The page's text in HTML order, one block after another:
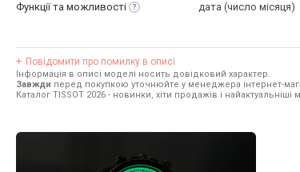
Функції та можливості дата (число місяця)
Повідомити про помилку в описі
Інформація в описі моделі носить довідковий характер.
Завжди перед покупкою уточнюйте у менеджера інтернет-
Каталог TISSOT 2026 - новинки, хіти продажів і найактуальніші